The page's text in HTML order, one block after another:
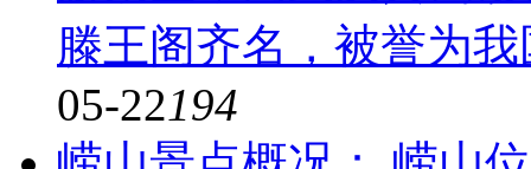
滕王阁齐名，被誉为
05-22194